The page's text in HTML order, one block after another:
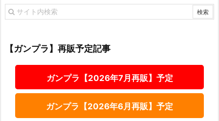
【ガンプラ】再販予定記事
ガンプラ【2026年7月再販】予定
ガンプラ【2026年6月再販】予定